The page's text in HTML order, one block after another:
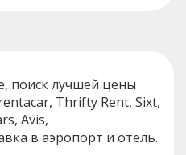
поиск лучшей цены
Thrifty Rent, Sixt,
Avis,
в аэропорт и отель.